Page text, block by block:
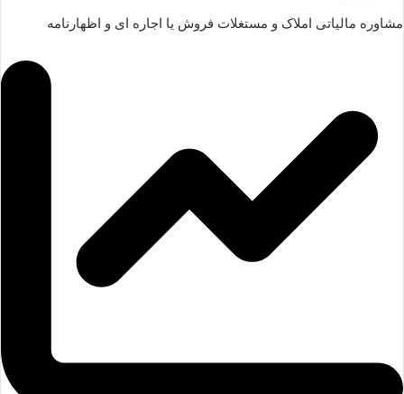
مشاوره مالیاتی املاک و مستغلات فروش یا اجاره ای و اظهارنامه